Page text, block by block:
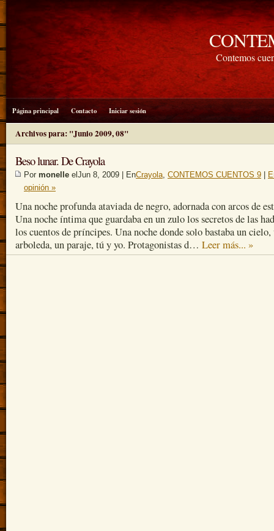
Contemos
Página principal Contacto Iniciar sesión
Archivos para: "Junio 2009, 08"
Beso lunar. De Crayola
Por monelle elJun 8, 2009 | EnCrayola, CONTEMOS CUENTOS 9
opinión »
Una noche profunda ataviada de negro, adornada con arcos de
Una noche íntima que guardaba en un zulo los secretos de las
los cuentos de príncipes. Una noche donde solo bastaba un cielo,
arboleda, un paraje, tú y yo. Protagonistas d… Leer más... »